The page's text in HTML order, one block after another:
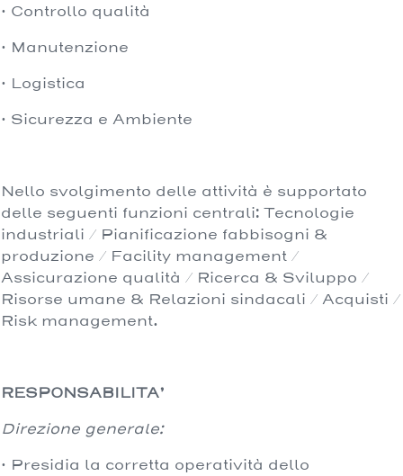
· Controllo qualità
· Manutenzione
· Logistica
· Sicurezza e Ambiente
Nello svolgimento delle attività è supportato
delle seguenti funzioni centrali: Tecnologie
industriali / Pianificazione fabbisogni &
produzione / Facility management /
Assicurazione qualità / Ricerca & Sviluppo /
Risorse umane & Relazioni sindacali / Acquisti /
Risk management.
RESPONSABILITA’
Direzione generale:
· Presidia la corretta operatività dello